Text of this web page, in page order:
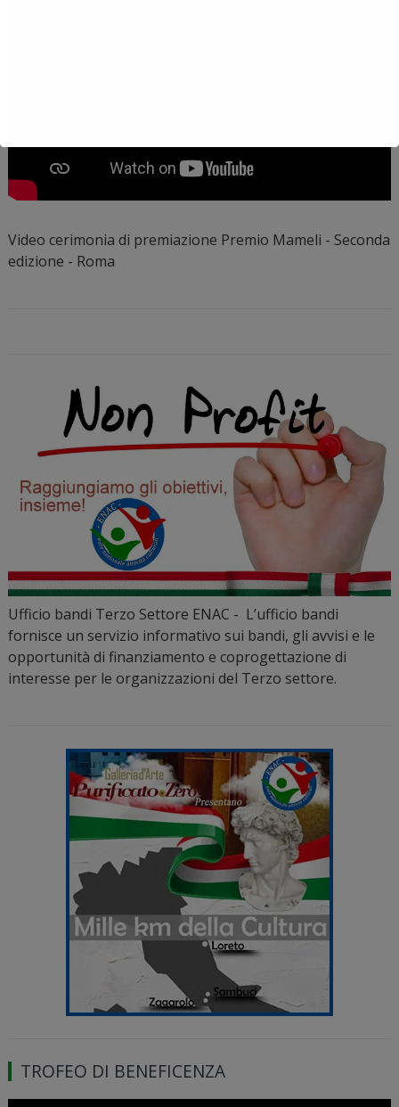
Video cerimonia di premiazione Premio Mameli - Seconda
edizione - Roma
Ufficio bandi Terzo Settore ENAC - L’ufficio bandi
fornisce un servizio informativo sui bandi, gli avvisi e le
opportunità di finanziamento e coprogettazione di
interesse per le organizzazioni del Terzo settore.
TROFEO DI BENEFICENZA